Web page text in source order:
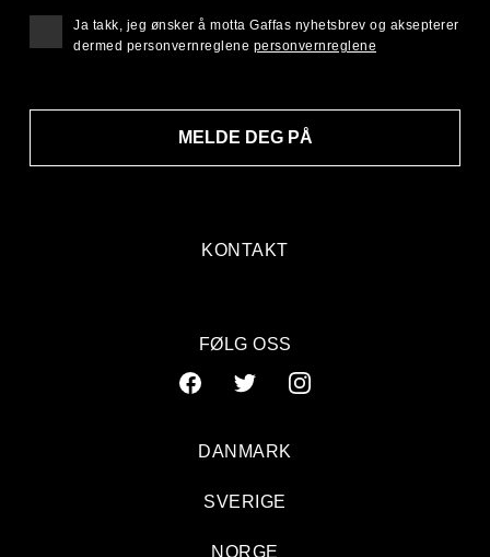
KONTAKT
MELDE DEG PÅ
Ja takk, jeg ønsker å motta Gaffas nyhetsbrev og aksepterer
dermed personvernreglene personvernreglene
FØLG OSS
DANMARK
SVERIGE
NORGE